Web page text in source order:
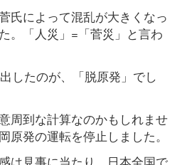
氏によって混乱が大きくなっ
。「人災」=「菅災」と言わ
したのが、「脱原発」でし
周到な計算なのかもしれませ
原発の運転を停止しました。
は見事に当たり、日本全国で